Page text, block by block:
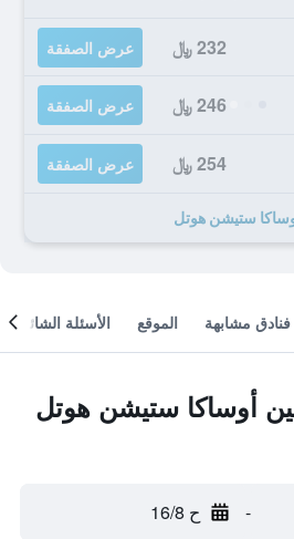
232 ﷼ عرض الصفقة
246 ﷼ عرض الصفقة
254 ﷼ عرض الصفقة
فنادق مشابهة الموقع الأسئلة الشائعة
أوساكا ستيشن هوتل
- ح 16/8